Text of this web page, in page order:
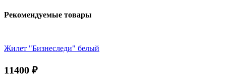
Рекомендуемые товары
Жилет "Бизнеследи" белый
11400 ₽